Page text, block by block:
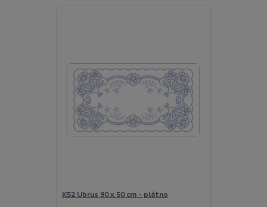
K52 Ubrus 90 x 50 cm - plátno